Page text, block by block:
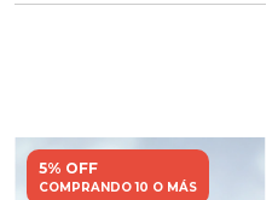
5% OFF
COMPRANDO 10 O MÁS